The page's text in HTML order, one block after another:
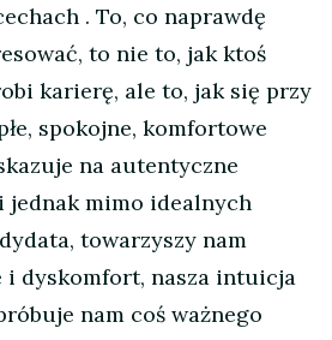
. To, co naprawdę
to nie to, jak ktoś
karierę, ale to, jak się przy
spokojne, komfortowe
na autentyczne
jednak mimo idealnych
towarzyszy nam
i dyskomfort, nasza intuicja
nam coś ważnego